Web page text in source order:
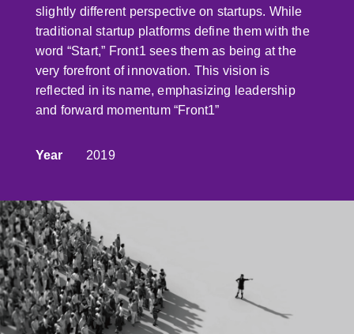
slightly different perspective on startups. While
traditional startup platforms define them with the
word “Start,” Front1 sees them as being at the
very forefront of innovation. This vision is
reflected in its name, emphasizing leadership
and forward momentum “Front1”
Year 2019